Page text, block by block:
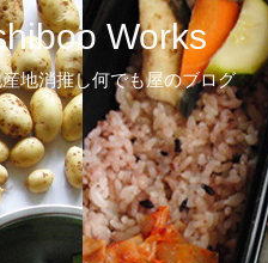
Works
地消推し何でも屋のブログ